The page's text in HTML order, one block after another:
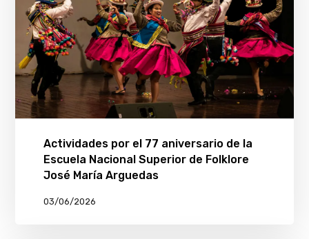
Actividades por el 77 aniversario de la
Escuela Nacional Superior de Folklore
José María Arguedas
03/06/2026